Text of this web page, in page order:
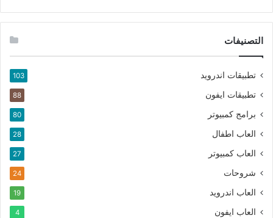
التصنيفات
تطبيقات اندرويد 103
تطبيقات ايفون 88
برامج كمبيوتر 80
العاب اطفال 28
العاب كمبيوتر 27
شروحات 24
العاب اندرويد 19
العاب ايفون 4